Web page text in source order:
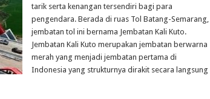
tarik serta kenangan tersendiri bagi para
pengendara. Berada di ruas Tol Batang-Semarang,
jembatan tol ini bernama Jembatan Kali Kuto.
Jembatan Kali Kuto merupakan jembatan berwarna
merah yang menjadi jembatan pertama di
Indonesia yang strukturnya dirakit secara langsung